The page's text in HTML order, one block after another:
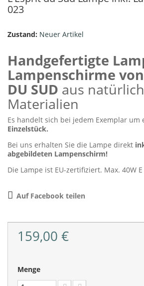
023
Zustand: Neuer Artikel
Handgefertigte
Lampenschirme von
DU SUD aus
Materialien
Es handelt sich bei jedem Exemplar um
Einzelstück.
Bei uns erhalten Sie die Lampe direkt
abgebildeten Lampenschirm!
Die Lampe ist EU-zertifiziert. Max. 40W E
Auf Facebook teilen
159,00 €
Menge